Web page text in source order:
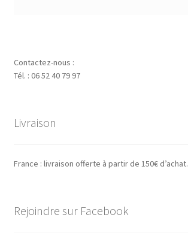
Contactez-nous :
Tél. : 06 52 40 79 97
Livraison
France : livraison offerte à partir de 150€ d’achat.
Rejoindre sur Facebook